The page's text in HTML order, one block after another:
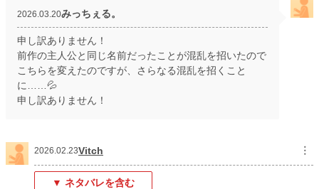
2026.03.20みっちぇる。
申し訳ありません！
前作の主人公と同じ名前だったことが混乱を招いたので
こちらを変えたのですが、さらなる混乱を招くこと
に……💦
申し訳ありません！
2026.02.23Vitch ︙
▼ ネタバレを含む